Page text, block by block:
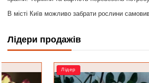
В місті Київ можливо забрати рослини
Лідери продажів